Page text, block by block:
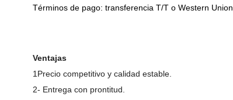
Términos de pago: transferencia T/T o Western Union.
Ventajas
1Precio competitivo y calidad estable.
2- Entrega con prontitud.